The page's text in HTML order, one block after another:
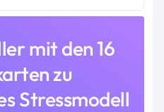
mit den 16
zu
Stressmodell